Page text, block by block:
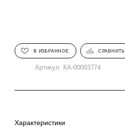
В ИЗБРАННОЕ СРАВНИТЬ
Артикул: КА-00003774
Характеристики